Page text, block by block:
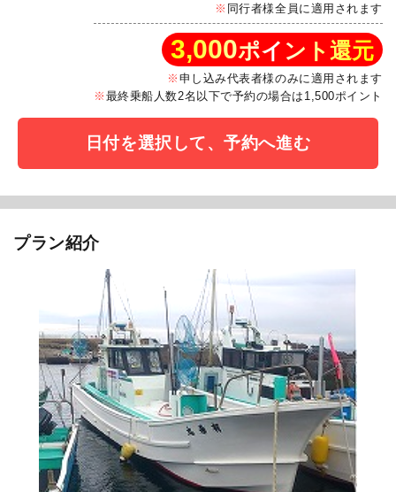
同行者様全員に適用されます
3,000ポイント還元
申し込み代表者様のみに適用されます
最終乗船人数2名以下で予約の場合は1,500ポイント
日付を選択して、予約へ進む
プラン紹介